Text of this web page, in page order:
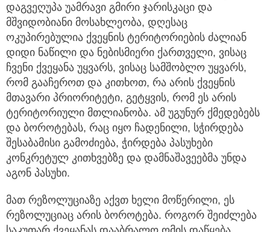
დაგვეღუპა უამრავი გმირი ჯარისკაცი და
მშვიდობიანი მოსახლეობა, დღესაც
ოკუპირებულია ქვეყნის ტერიტორიების ძალიან
დიდი ნაწილი და ნებისმიერი ქართველი, ვისაც
ჩვენი ქვეყანა უყვარს, ვისაც სამშობლო უყვარს,
რომ გააჩეროთ და კითხოთ, რა არის ქვეყნის
მთავარი პრიორიტეტი, გეტყვის, რომ ეს არის
ტერიტორიული მთლიანობა. ამ უგუნურ ქმედებებს
და ბოროტებას, რაც იყო ჩადენილი, სჭირდება
შესაბამისი გამოძიება, ჭირდება პასუხები
კონკრეტულ კითხვებზე და დამნაშავეებმა უნდა
აგონ პასუხი.
მათ რეზოლუციაზე აქვთ ხელი მოწერილი, ეს
რეზოლუციაც არის ბოროტება. როგორ შეიძლება